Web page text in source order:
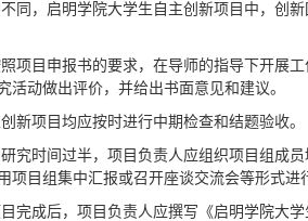
同，启明学院大学生自主创新项目中，创
项目申报书的要求，在导师的指导下开展
活动做出评价，并给出书面意见和建议。
新项目均应按时进行中期检查和结题验收。
究时间过半，项目负责人应组织项目组成
项目组集中汇报或召开座谈交流会等形式
完成后，项目负责人应撰写《启明学院大